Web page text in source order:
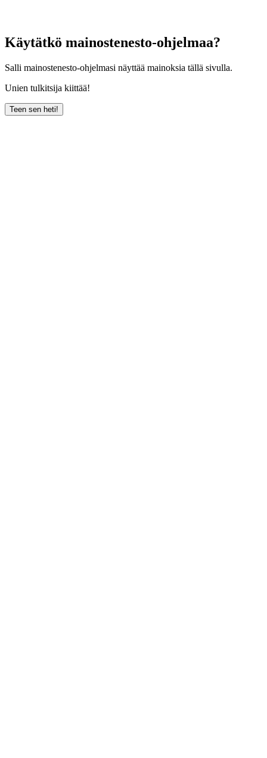
Käytätkö mainostenesto-ohjelmaa?
Salli mainostenesto-ohjelmasi näyttää mainoksia tällä sivulla.
Unien tulkitsija kiittää!
Teen sen heti!